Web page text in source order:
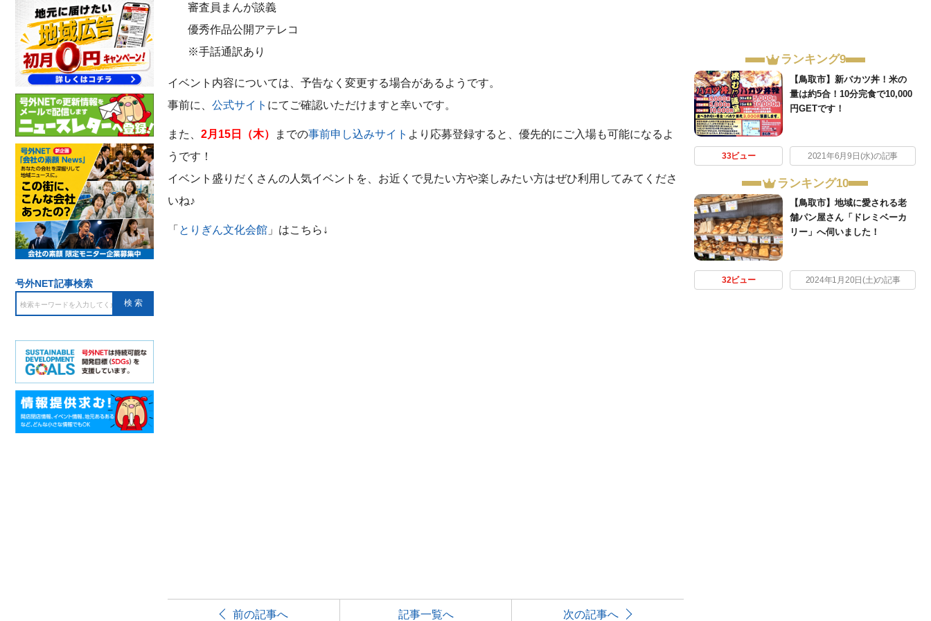
審査員まんが談義
優秀作品公開アテレコ
※手話通訳あり
イベント内容については、予告なく変更する場合があるようです。
事前に、 公式サイト にてご確認いただけますと幸いです。
また、 2月15日（木） までの事前申し込みサイト より応募登録すると、優先的にご入場も可能になるよ
うです！
イベント盛りだくさんの人気イベントを、お近くで見たい方や楽しみたい方はぜひ利用してみてくださ
いね♪
「とりぎん文化会館 」はこちら↓
前の記事へ 記事一覧へ 次の記事へ
ランキング9
【鳥取市】新バカツ丼！米の
量は約5合！10分完食で10,000
円GETです！
33ビュー 2021年6月9日(水)の記事
ランキング10
【鳥取市】地域に愛される老
舗パン屋さん「ドレミベーカ
リー」へ伺いました！
32ビュー 2024年1月20日(土)の記事
号外NET記事検索